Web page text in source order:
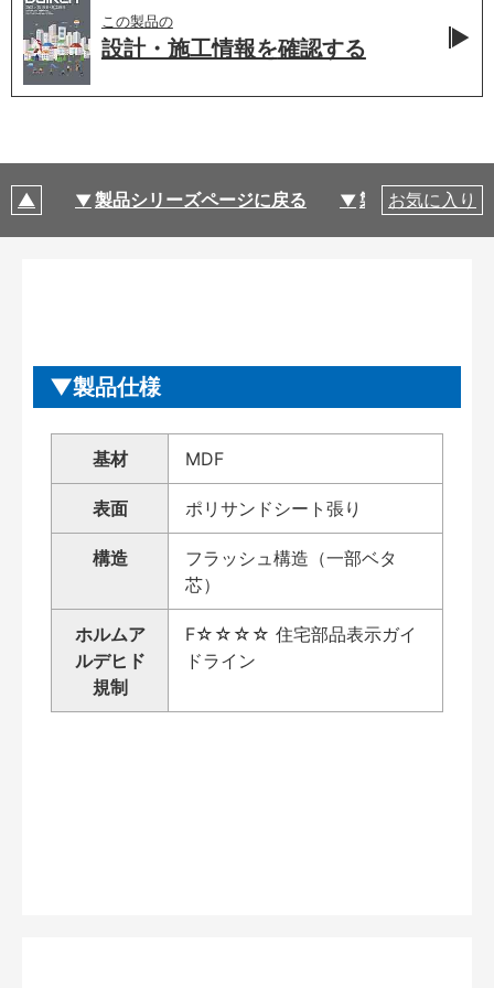
この製品の
設計・施工情報を確認する
製品シリーズページに戻る 製品仕様
お気に入り
製品仕様
基材 MDF
表面 ポリサンドシート張り
構造
フラッシュ構造（一部ベタ
芯）
ホルムア
ルデヒド
規制
F☆☆☆☆ 住宅部品表示ガイ
ドライン